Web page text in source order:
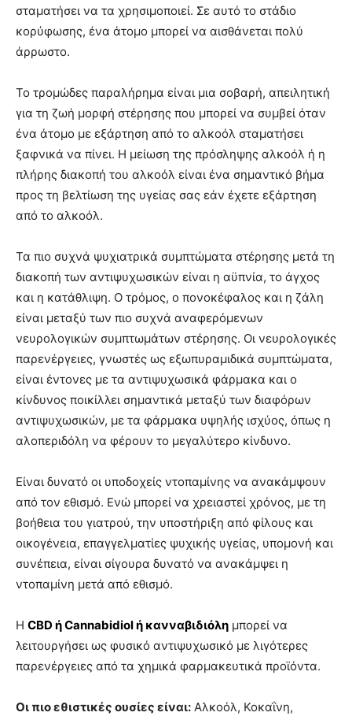
σταματήσει να τα χρησιμοποιεί. Σε αυτό το στάδιο
κορύφωσης, ένα άτομο μπορεί να αισθάνεται πολύ
άρρωστο.
Το τρομώδες παραλήρημα είναι μια σοβαρή, απειλητική
για τη ζωή μορφή στέρησης που μπορεί να συμβεί όταν
ένα άτομο με εξάρτηση από το αλκοόλ σταματήσει
ξαφνικά να πίνει. Η μείωση της πρόσληψης αλκοόλ ή η
πλήρης διακοπή του αλκοόλ είναι ένα σημαντικό βήμα
προς τη βελτίωση της υγείας σας εάν έχετε εξάρτηση
από το αλκοόλ.
Τα πιο συχνά ψυχιατρικά συμπτώματα στέρησης μετά τη
διακοπή των αντιψυχωσικών είναι η αϋπνία, το άγχος
και η κατάθλιψη. Ο τρόμος, ο πονοκέφαλος και η ζάλη
είναι μεταξύ των πιο συχνά αναφερόμενων
νευρολογικών συμπτωμάτων στέρησης. Οι νευρολογικές
παρενέργειες, γνωστές ως εξωπυραμιδικά συμπτώματα,
είναι έντονες με τα αντιψυχωσικά φάρμακα και ο
κίνδυνος ποικίλλει σημαντικά μεταξύ των διαφόρων
αντιψυχωσικών, με τα φάρμακα υψηλής ισχύος, όπως η
αλοπεριδόλη να φέρουν το μεγαλύτερο κίνδυνο.
Είναι δυνατό οι υποδοχείς ντοπαμίνης να ανακάμψουν
από τον εθισμό. Ενώ μπορεί να χρειαστεί χρόνος, με τη
βοήθεια του γιατρού, την υποστήριξη από φίλους και
οικογένεια, επαγγελματίες ψυχικής υγείας, υπομονή και
συνέπεια, είναι σίγουρα δυνατό να ανακάμψει η
ντοπαμίνη μετά από εθισμό.
Η CBD ή Cannabidiol ή κανναβιδιόλη μπορεί να
λειτουργήσει ως φυσικό αντιψυχωσικό με λιγότερες
παρενέργειες από τα χημικά φαρμακευτικά προϊόντα.
Οι πιο εθιστικές ουσίες είναι: Αλκοόλ, Κοκαΐνη,